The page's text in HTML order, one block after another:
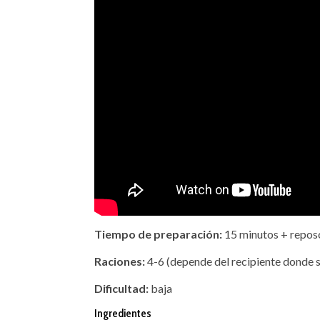
Tiempo de preparación: 15 minutos +
Raciones:4-6 (depende del recipiente donde
Dificultad: baja
Ingredientes